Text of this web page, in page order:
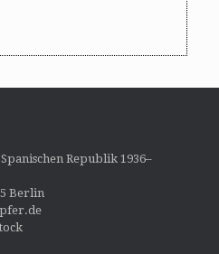
Republik 1936–
Berlin